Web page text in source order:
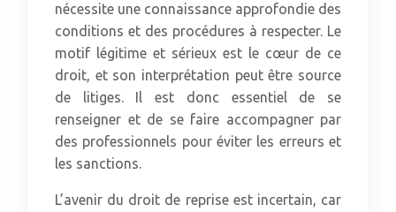
nécessite une connaissance approfondie des
conditions et des procédures à respecter. Le
motif légitime et sérieux est le cœur de ce
droit, et son interprétation peut être source
de litiges. Il est donc essentiel de se
renseigner et de se faire accompagner par
des professionnels pour éviter les erreurs et
les sanctions.
L’avenir du droit de reprise est incertain, car